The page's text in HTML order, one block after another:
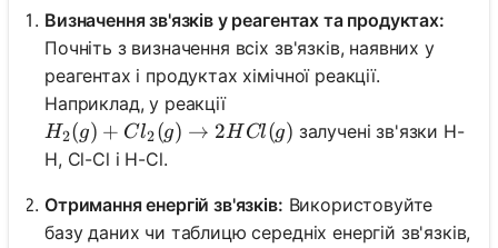
Визначення зв'язків у реагентах та продуктах:
Почніть з визначення всіх зв'язків, наявних у
реагентах і продуктах хімічної реакції.
Наприклад, у реакції
H_2(g) + Cl_2(g) \rightarrow 2HCl(g)
H2(g) + Cl2(g) → 2H Cl(g) залучені зв'язки H-
H, Cl-Cl і H-Cl.
Отримання енергій зв'язків: Використовуйте
базу даних чи таблицю середніх енергій зв'язків,